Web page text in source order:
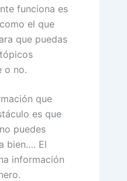
funciona es
el que
que puedas
o no.
que
es que
puedes
bien…. El
información